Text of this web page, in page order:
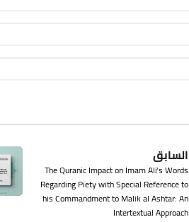
السابق
The Quranic Impact on Imam Ali's Words
Regarding Piety with Special Reference to
his Commandment to Malik al Ashtar: An
Intertextual Approach